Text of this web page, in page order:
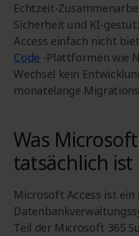
Echtzeit-
Sicherheit und KI-
Access einfach nicht
Code -Plattformen wie
Wechsel kein
monatelange
Was
tatsächlich ist
Microsoft Access ist ein
Teil der Microsoft 365